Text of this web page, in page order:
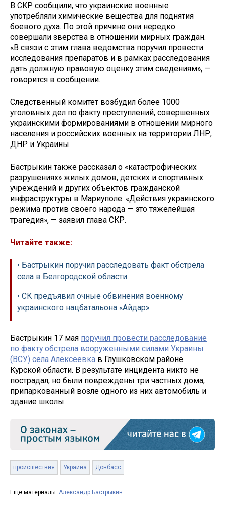
В СКР сообщили, что украинские военные
употребляли химические вещества для поднятия
боевого духа. По этой причине они нередко
совершали зверства в отношении мирных граждан.
«В связи с этим глава ведомства поручил провести
исследования препаратов и в рамках расследования
дать должную правовую оценку этим сведениям», —
говорится в сообщении.
Следственный комитет возбудил более 1000
уголовных дел по факту преступлений, совершенных
украинскими формированиями в отношении мирного
населения и российских военных на территории ЛНР,
ДНР и Украины.
Бастрыкин также рассказал о «катастрофических
разрушениях» жилых домов, детских и спортивных
учреждений и других объектов гражданской
инфраструктуры в Мариуполе. «Действия украинского
режима против своего народа — это тяжелейшая
трагедия», — заявил глава СКР.
Читайте также:
• Бастрыкин поручил расследовать факт обстрела
села в Белгородской области
• СК предъявил очные обвинения военному
украинского нацбатальона «Айдар»
Бастрыкин 17 мая поручил провести расследование
по факту обстрела вооруженными силами Украины
(ВСУ) села Алексеевка в Глушковском районе
Курской области. В результате инцидента никто не
пострадал, но были повреждены три частных дома,
припаркованный возле одного из них автомобиль и
здание школы.
происшествия Украина Донбасс
Ещё материалы: Александр Бастрыкин